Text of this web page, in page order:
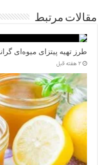
مقالات مرتبط
طرز تهیه پیتزای میوه‌ای
2 هفته قبل